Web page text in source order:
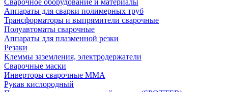
Сварочное оборудование и материалы
Аппараты для сварки полимерных труб
Трансформаторы и выпрямители сварочные
Полуавтоматы сварочные
Аппараты для плазменной резки
Резаки
Клеммы заземления, электродержатели
Сварочные маски
Инверторы сварочные ММА
Рукав кислородный